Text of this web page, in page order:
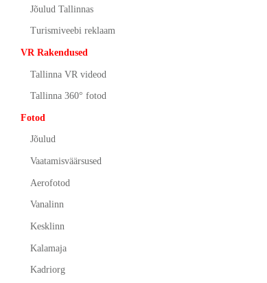
Jõulud Tallinnas
Turismiveebi reklaam
VR Rakendused
Tallinna VR videod
Tallinna 360° fotod
Fotod
Jõulud
Vaatamisväärsused
Aerofotod
Vanalinn
Kesklinn
Kalamaja
Kadriorg